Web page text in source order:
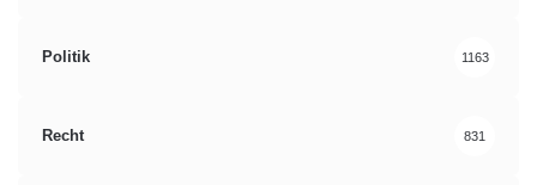
Politik 1163
Recht 831